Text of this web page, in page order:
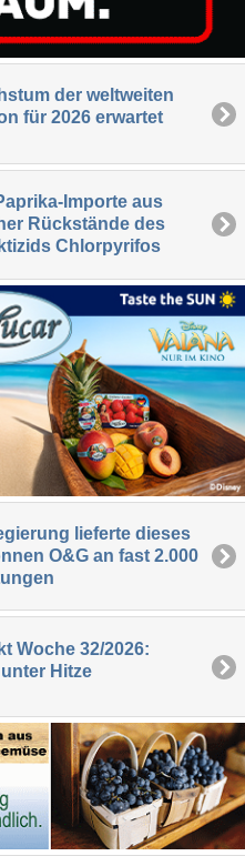
der weltweiten
für 2026 erwartet
Importe aus
Rückstände des
Chlorpyrifos
lieferte dieses
O&G an fast 2.000
Woche 32/2026:
Hitze